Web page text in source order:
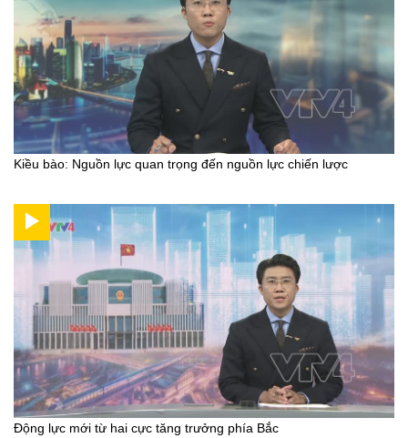
Kiều bào: Nguồn lực quan trọng đến nguồn lực chiến lược
Động lực mới từ hai cực tăng trưởng phía Bắc